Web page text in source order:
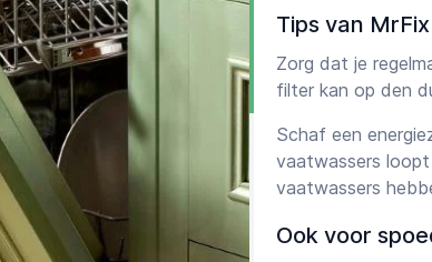
Tips van MrFix
Zorg dat je
filter kan op den
Schaf een
vaatwassers
vaatwassers
Ook voor